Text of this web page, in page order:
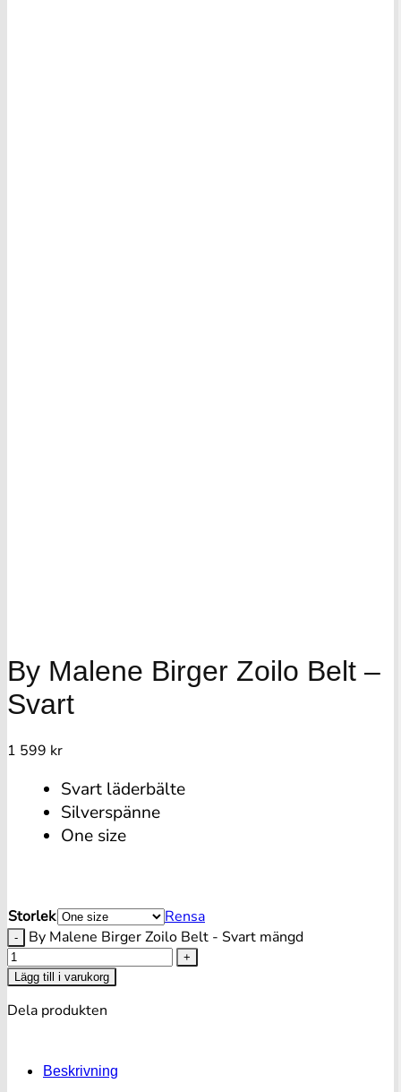
By Malene Birger Zoilo Belt –
Svart
1 599 kr
Svart läderbälte
Silverspänne
One size
Storlek
Rensa
By Malene Birger Zoilo Belt - Svart mängd
Lägg till i varukorg
Dela produkten
Beskrivning